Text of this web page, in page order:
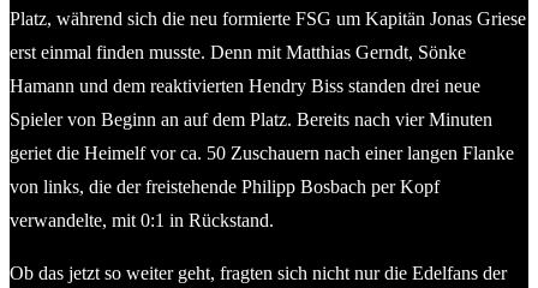
Platz, während sich die neu formierte FSG um Kapitän Jonas Griese
erst einmal finden musste. Denn mit Matthias Gerndt, Sönke
Hamann und dem reaktivierten Hendry Biss standen drei neue
Spieler von Beginn an auf dem Platz. Bereits nach vier Minuten
geriet die Heimelf vor ca. 50 Zuschauern nach einer langen Flanke
von links, die der freistehende Philipp Bosbach per Kopf
verwandelte, mit 0:1 in Rückstand.
Ob das jetzt so weiter geht, fragten sich nicht nur die Edelfans der